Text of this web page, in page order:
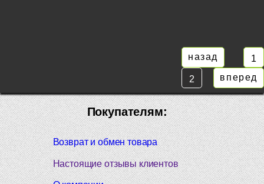
назад 1
2 вперед
Покупателям:
Возврат и обмен товара
Настоящие отзывы клиентов